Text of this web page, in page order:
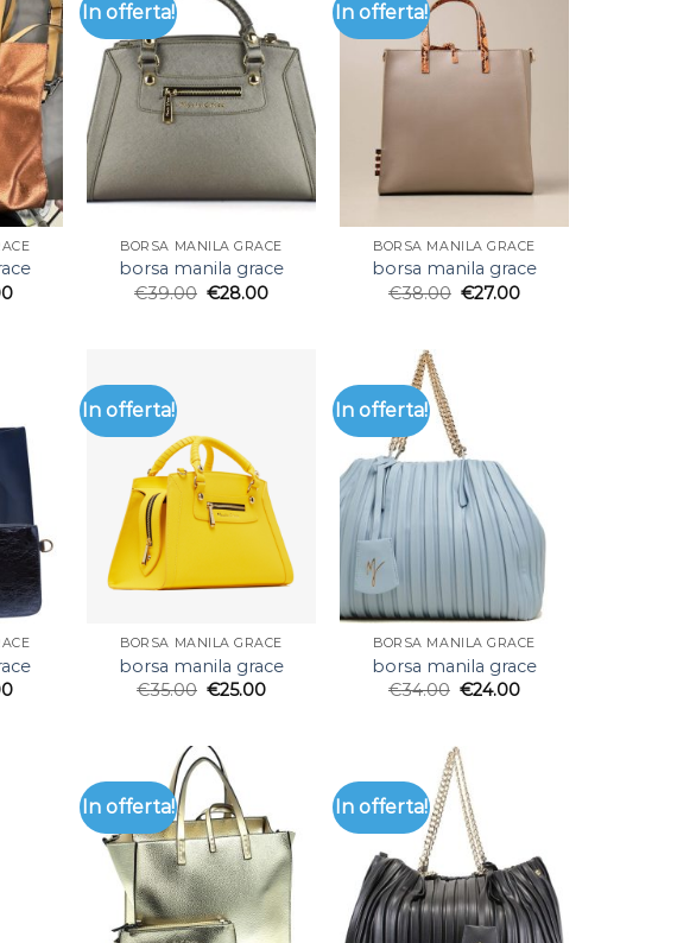
In offerta!
BORSA MANILA GRACE
borsa manila grace
€39.00 €28.00
In offerta!
BORSA MANILA GRACE
borsa manila grace
€38.00 €27.00
In offerta!
BORSA MANILA GRACE
borsa manila grace
€35.00 €25.00
In offerta!
BORSA MANILA GRACE
borsa manila grace
€34.00 €24.00
In offerta! In offerta!